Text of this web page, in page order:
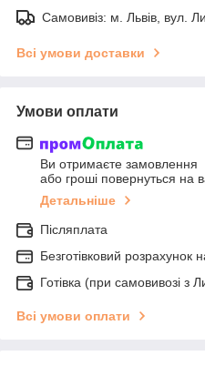
Самовивіз: м. Львів, вул.
Всі умови доставки
Умови оплати
Ви отримаєте замовлення
або гроші повернуться на
Детальніше
Післяплата
Безготівковий розрахунок
Готівка (при самовивозі з
Всі умови оплати